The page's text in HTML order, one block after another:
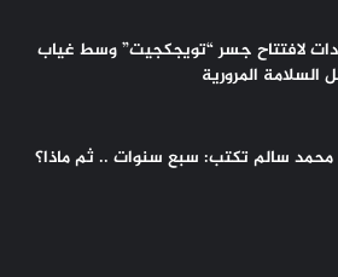
لافتتاح جسر “تويجكجيت” وسط غياب
السلامة المرورية
محمد سالم تكتب: سبع سنوات .. ثم ماذا؟